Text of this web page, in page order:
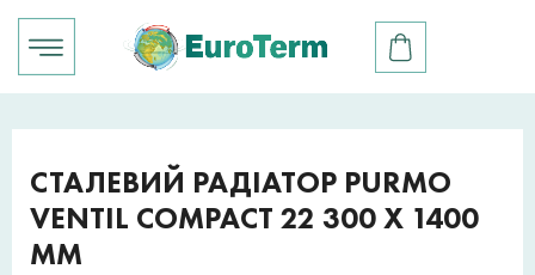
СТАЛЕВИЙ РАДІАТОР PURMO
VENTIL COMPACT 22 300 X 1400
ММ